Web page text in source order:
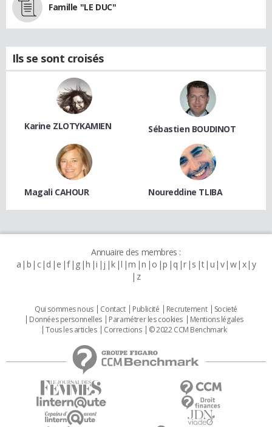
Famille "LE DUC"
Ils se sont croisés
Karine ZLOTYKAMIEN Sébastien BOUDINOT
Magali CAHOUR Noureddine TLIBA
Annuaire des membres :
a b c d e f g h i j k l m n o p q r s t u v w x y
z
Qui sommes nous Contact Publicité Recrutement
Societé
Données personnelles
Paramétrer les cookies
Mentions légales
Tous les articles
Corrections © 2022 CCM Benchmark